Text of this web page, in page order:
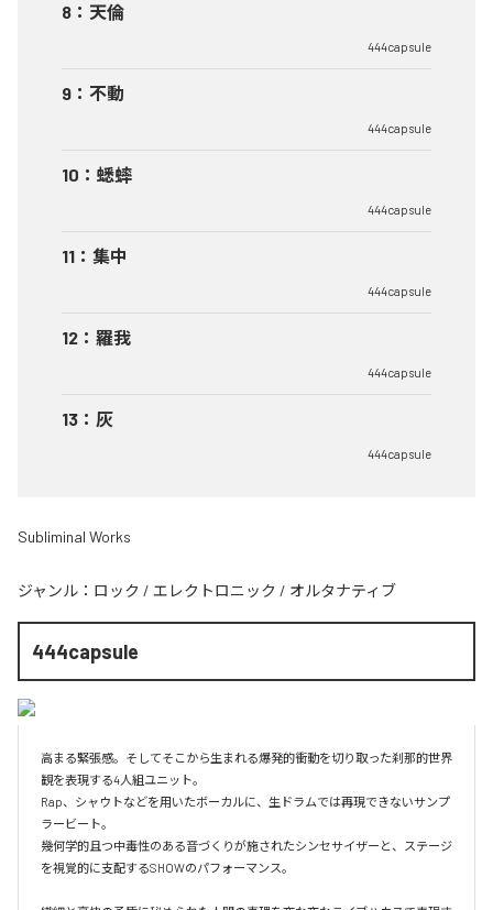
8 ： 天倫
444capsule
9 ： 不動
444capsule
10 ： 蟋蟀
444capsule
11 ： 集中
444capsule
12 ： 羅我
444capsule
13 ： 灰
444capsule
Subliminal Works
ジャンル： ロック / エレクトロニック / オルタナティブ
444capsule
高まる緊張感。そしてそこから生まれる爆発的衝動を切り取った刹那的世界
観を表現する4人組ユニット。
Rap、シャウトなどを用いたボーカルに、生ドラムでは再現できないサンプ
ラービート。
幾何学的且つ中毒性のある音づくりが施されたシンセサイザーと、ステージ
を視覚的に支配するSHOWのパフォーマンス。